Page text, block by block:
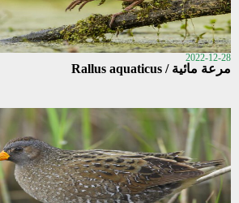
2022-12-28
مرعة مائية / Rallus aquaticus